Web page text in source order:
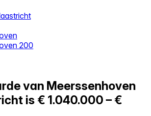
200
van Meerssenhoven
is € 1.040.000 – €